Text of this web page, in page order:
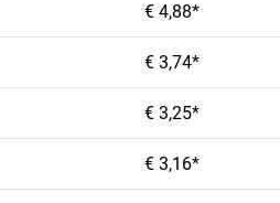
€ 4,88*
€ 3,74*
€ 3,25*
€ 3,16*